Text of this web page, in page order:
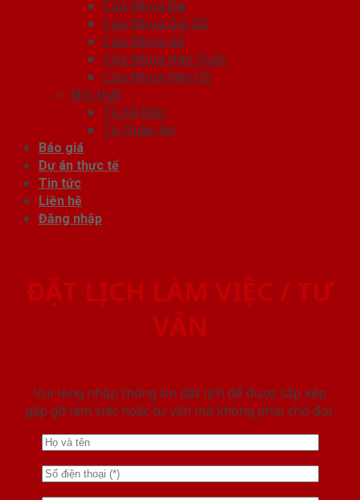
Cửa Nhựa Đẹp
Cửa Nhựa Giả Gỗ
Cửa Nhựa Gỗ
Cửa Nhựa Hàn Quốc
Cửa Nhựa Vân Gỗ
Nội thất
Tủ Kệ Bếp
Tủ Quần Áo
Báo giá
Dự án thực tế
Tin tức
Liên hệ
Đăng nhập
ĐẶT LỊCH LÀM VIỆC / TƯ
VẤN
Vui lòng nhập thông tin đặt lịch để được sắp xếp
gặp gỡ làm việc hoăc tư vấn mà không phải chờ đợi.